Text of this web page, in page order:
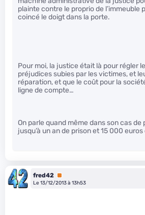
plainte contre le proprio de l’immeuble
coincé le doigt dans la porte.
Pour moi, la justice était là pour régler
préjudices subies par les victimes, et
réparation, et que le coût pour la
ligne de compte…
On parle quand même dans son cas
jusqu’à un an de prison et 15 000 euros
fred42 Premium
Le 13/12/2013 à 13h53